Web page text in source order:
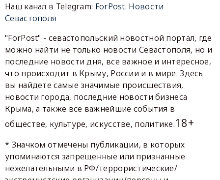
Наш канал в Telegram: ForPost. Новости
Севастополя
"ForPost" - севастопольский новостной портал, где
можно найти не только новости Севастополя, но и
последние новости дня, все важное и интересное,
что происходит в Крыму, России и в мире. Здесь
вы найдете самые значимые происшествия,
новости города, последние новости бизнеса
Крыма, а также все важнейшие события в
обществе, культуре, искусстве, политике.18+
* Значком отмечены публикации, в которых
упоминаются запрещенные или признанные
нежелательными в РФ/террористические/